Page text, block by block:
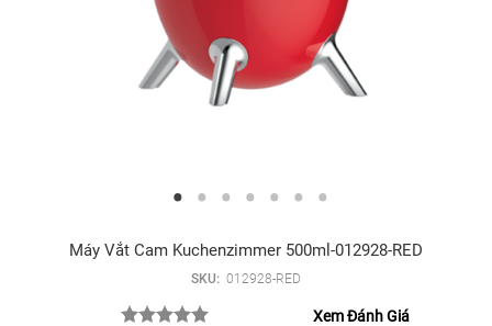
Máy Vắt Cam Kuchenzimmer 500ml-012928-RED
SKU: 012928-RED
Xem Đánh Giá